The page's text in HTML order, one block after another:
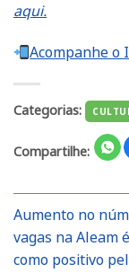
aqui.
Acompanhe o
Categorias:
Compartilhe:
Aumento no
vagas na Aleam
como positivo